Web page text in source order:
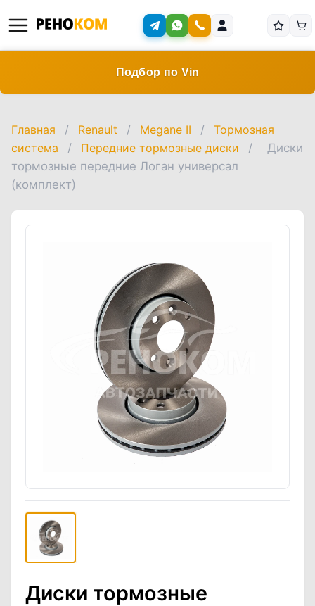
Подбор по Vin
Главная / Renault / Megane II /
Тормозная
система
/ Передние тормозные диски /
Диски
тормозные передние Логан универсал
(комплект)
Диски тормозные